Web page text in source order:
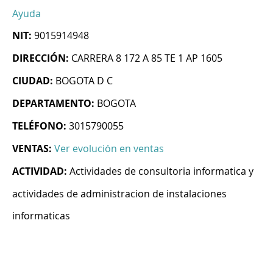
Ayuda
NIT: 9015914948
DIRECCIÓN: CARRERA 8 172 A 85 TE 1 AP 1605
CIUDAD: BOGOTA D C
DEPARTAMENTO: BOGOTA
TELÉFONO: 3015790055
VENTAS: Ver evolución en ventas
ACTIVIDAD: Actividades de consultoria informatica y
actividades de administracion de instalaciones
informaticas